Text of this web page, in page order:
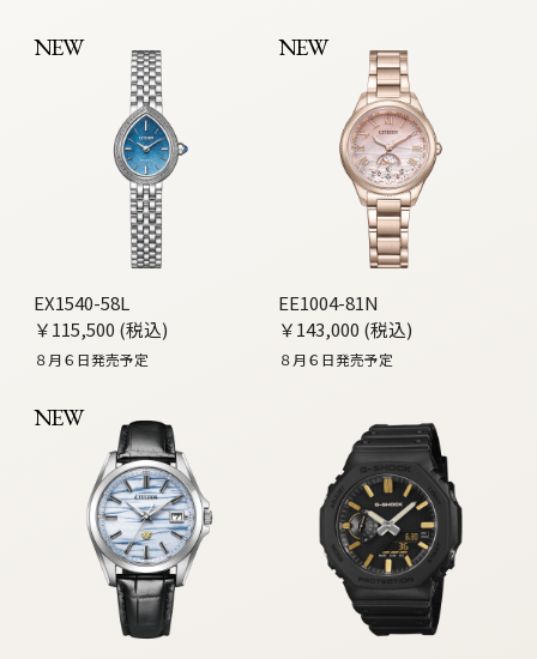
NEW
EX1540-58L
￥115,500 (税込)
８月６日発売予定
NEW
EE1004-81N
￥143,000 (税込)
８月６日発売予定
NEW